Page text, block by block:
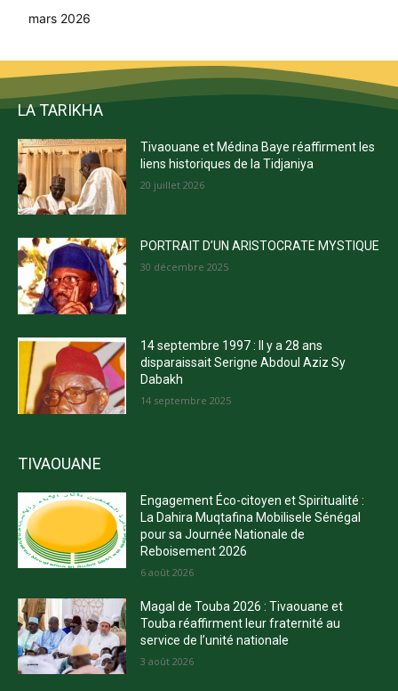
mars 2026
LA TARIKHA
Tivaouane et Médina Baye réaffirment les
liens historiques de la Tidjaniya
20 juillet 2026
PORTRAIT D’UN ARISTOCRATE MYSTIQUE
30 décembre 2025
14 septembre 1997 : Il y a 28 ans
disparaissait Serigne Abdoul Aziz Sy
Dabakh
14 septembre 2025
TIVAOUANE
Engagement Éco-citoyen et Spiritualité :
La Dahira Muqtafina Mobilisele Sénégal
pour sa Journée Nationale de
Reboisement 2026
6 août 2026
Magal de Touba 2026 : Tivaouane et
Touba réaffirment leur fraternité au
service de l’unité nationale
3 août 2026